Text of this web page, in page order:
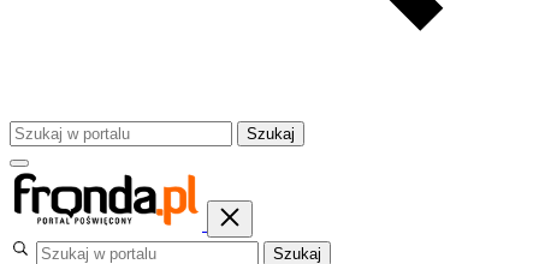
Szukaj
Szukaj